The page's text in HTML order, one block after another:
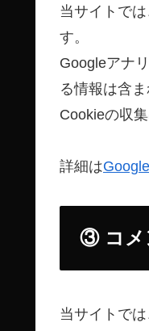
当サイトで
す。
Googleアナ
る情報は含ま
Cookieの収
詳細は
③ コメ
当サイトで